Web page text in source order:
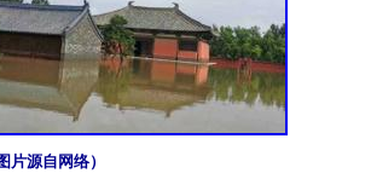
片源自网络）